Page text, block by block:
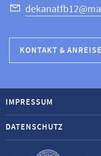
KONTAKT & ANREISE
Service-
IMPRESSUM
DATENSCHUTZ